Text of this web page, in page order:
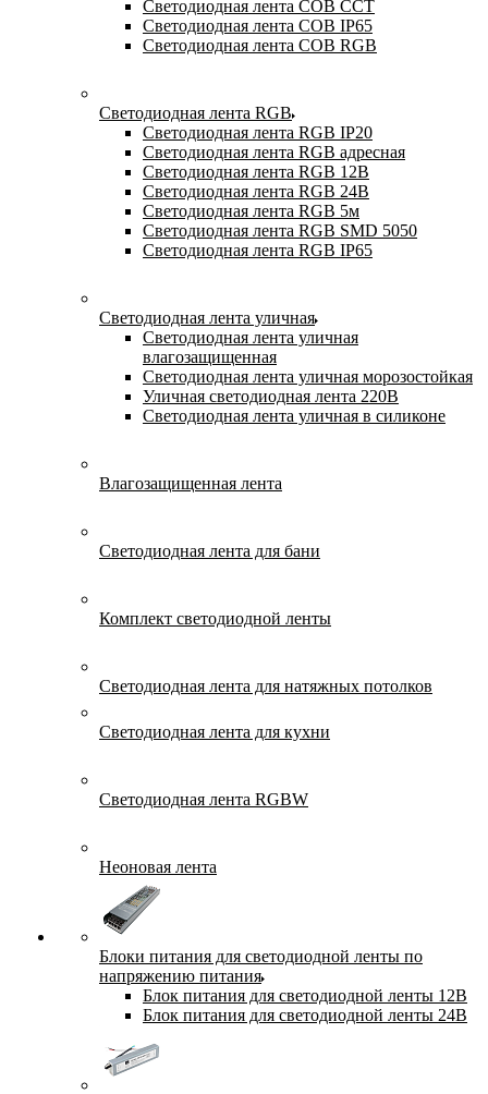
Светодиодная лента COB CCT
Светодиодная лента COB IP65
Светодиодная лента COB RGB
Светодиодная лента RGB
Светодиодная лента RGB IP20
Светодиодная лента RGB адресная
Светодиодная лента RGB 12В
Светодиодная лента RGB 24В
Светодиодная лента RGB 5м
Светодиодная лента RGB SMD 5050
Светодиодная лента RGB IP65
Светодиодная лента уличная
Светодиодная лента уличная
влагозащищенная
Светодиодная лента уличная морозостойкая
Уличная светодиодная лента 220В
Светодиодная лента уличная в силиконе
Влагозащищенная лента
Светодиодная лента для бани
Комплект светодиодной ленты
Светодиодная лента для натяжных потолков
Светодиодная лента для кухни
Светодиодная лента RGBW
Неоновая лента
Блоки питания для светодиодной ленты по
напряжению питания
Блок питания для светодиодной ленты 12В
Блок питания для светодиодной ленты 24В